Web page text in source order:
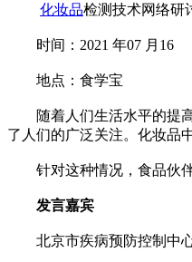
化妆品检测技术网络研
时间：2021 年07 月16
地点：食学宝
随着人们生活水平的提高
了人们的广泛关注。化妆品
针对这种情况，食品伙伴
发言嘉宾
北京市疾病预防控制中心